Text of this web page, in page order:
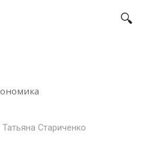
Татьяна Стариченко